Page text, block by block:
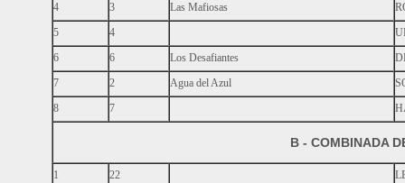
4
3 Las Mafiosas
5
4
6
6 Los Desafiantes
7
2 Agua del Azul
8
7
B - COMBINADA
1 22